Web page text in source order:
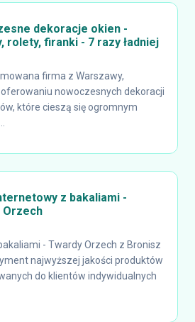
dekoracje okien -
rolety, firanki - 7 razy ładniej
firma z Warszawy,
nowoczesnych dekoracji
które cieszą się ogromnym
z bakaliami -
Orzech
- Twardy Orzech z Bronisz
najwyższej jakości produktów
do klientów indywidualnych